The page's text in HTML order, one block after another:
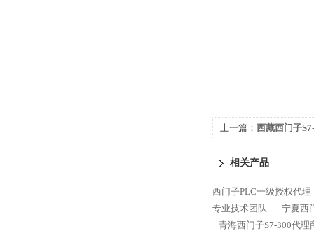
上一篇： 西藏西门子
相关产品
西门子PLC一级授权代理
专业技术团队
宁夏西
青海西门子S7-300代理